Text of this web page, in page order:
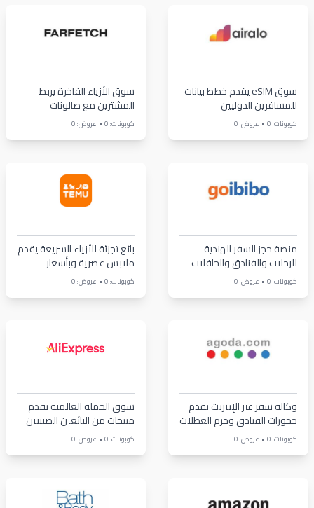
سوق eSIM يقدم خطط بيانات
للمسافرين الدوليين
كوبونات: 0 • عروض: 0
سوق الأزياء الفاخرة يربط
المشترين مع صالونات
المصممين
كوبونات: 0 • عروض: 0
منصة حجز السفر الهندية
للرحلات والفنادق والحافلات
كوبونات: 0 • عروض: 0
بائع تجزئة للأزياء السريعة يقدم
ملابس عصرية وبأسعار
معقولة
كوبونات: 0 • عروض: 0
وكالة سفر عبر الإنترنت تقدم
حجوزات الفنادق وحزم العطلات
كوبونات: 0 • عروض: 0
سوق الجملة العالمية تقدم
منتجات من البائعين الصينيين
كوبونات: 0 • عروض: 0